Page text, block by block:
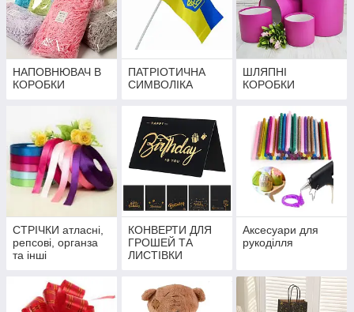
НАПОВНЮВАЧ В
КОРОБКИ
ПАТРІОТИЧНА
СИМВОЛІКА
ШЛЯПНІ
КОРОБКИ
СТРІЧКИ атласні,
репсові, органза
та інші
КОНВЕРТИ ДЛЯ
ГРОШЕЙ ТА
ЛИСТІВКИ
Аксесуари для
рукоділля